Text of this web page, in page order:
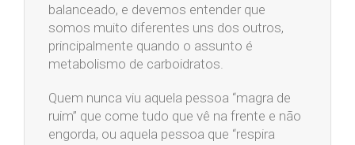
balanceado, e devemos entender que
somos muito diferentes uns dos outros,
principalmente quando o assunto é
metabolismo de carboidratos.
Quem nunca viu aquela pessoa “magra de
ruim” que come tudo que vê na frente e não
engorda, ou aquela pessoa que “respira